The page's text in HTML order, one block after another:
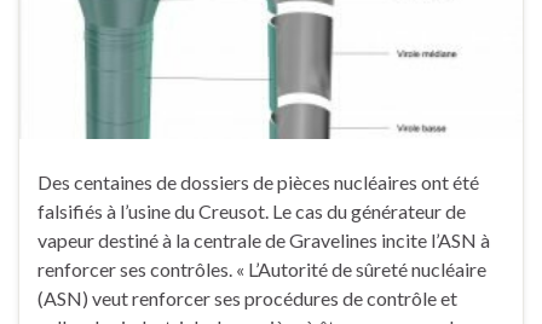
Des centaines de dossiers de pièces nucléaires ont été
falsifiés à l’usine du Creusot. Le cas du générateur de
vapeur destiné à la centrale de Gravelines incite l’ASN à
renforcer ses contrôles. « L’Autorité de sûreté nucléaire
(ASN) veut renforcer ses procédures de contrôle et